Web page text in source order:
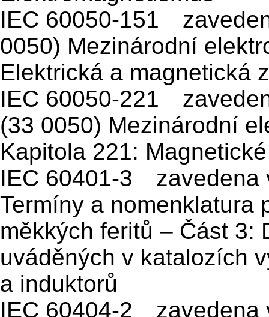
IEC 60050-151
0050) Mezinárodní
Elektrická a magnetická
IEC 60050-221
(33 0050) Mezinárodní
Kapitola 221:
IEC 60401-3 zavedena
Termíny a nomenklatura
měkkých feritů – Část 3:
uváděných v katalozích
a induktorů
IEC 60404-2 zavedena